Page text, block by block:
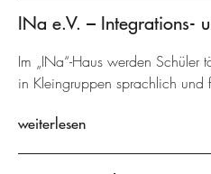
INa e.V. – Integrations-
Im „INa“-Haus werden Schüler
in Kleingruppen sprachlich und
weiterlesen